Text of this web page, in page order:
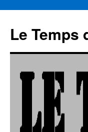
contenu
Le Temps